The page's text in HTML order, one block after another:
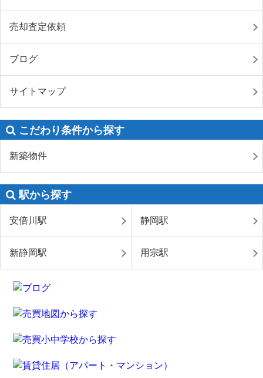
売却査定依頼
ブログ
サイトマップ
こだわり条件から探す
新築物件
駅から探す
安倍川駅 静岡駅
新静岡駅 用宗駅